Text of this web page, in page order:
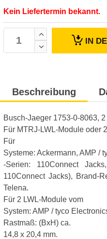
Kein Liefertermin bekannt.
IN
Beschreibung
Busch-Jaeger 1753-0-8063,
Für MTRJ-LWL-Module oder
Für
Systeme: Ackermann, AMP /
-Serien: 110Connect
110Connect Jacks), Brand-
Telena.
Für 2 LWL-Module vom
System: AMP / tyco
Rastmaß: (BxH) ca.
14,8 x 20,4 mm.